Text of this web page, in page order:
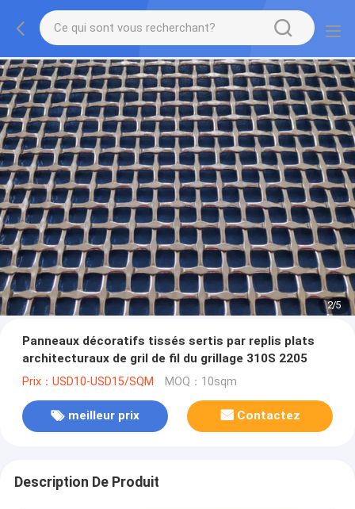
2/5
Panneaux décoratifs tissés sertis par replis plats
architecturaux de gril de fil du grillage 310S 2205
Prix：USD10-USD15/SQM MOQ：10sqm
meilleur prix Contactez
Description De Produit